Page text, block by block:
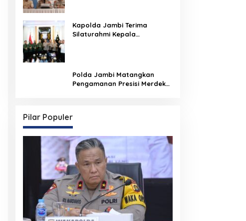
Kapolda Jambi Terima
Silaturahmi Kepala
Polda Jambi Matangkan
Pengamanan Presisi Merdeka
Pilar Populer